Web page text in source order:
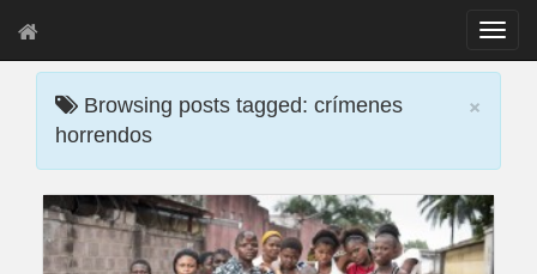
T
o
g
n
a
v
×
Browsing posts tagged: crímenes
horrendos